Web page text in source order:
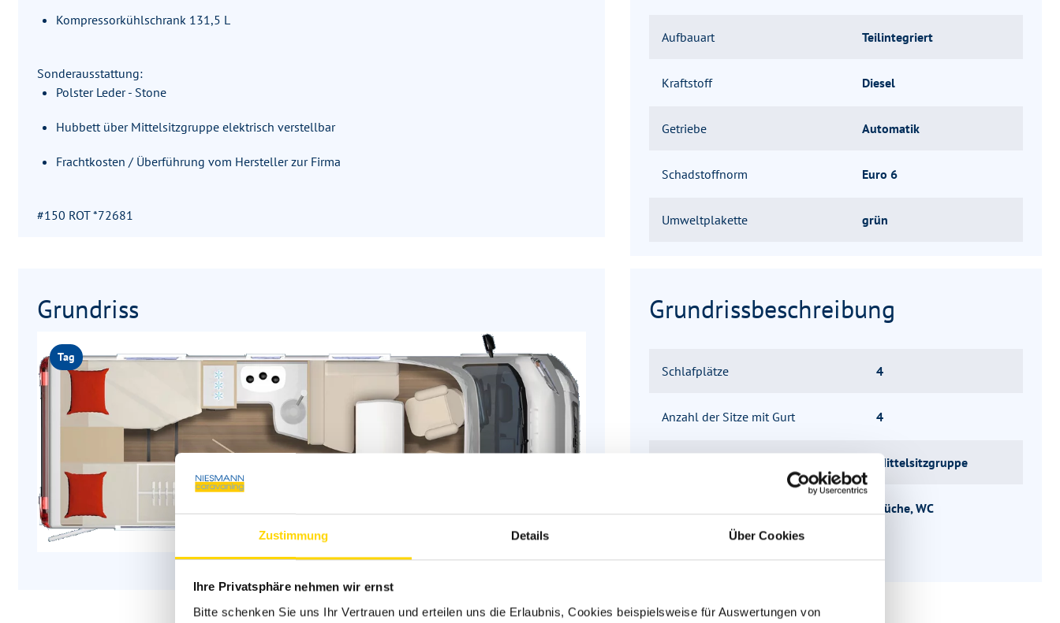
Zustimmung Details Über Cookies
Ihre Privatsphäre nehmen wir ernst
Bitte schenken Sie uns Ihr Vertrauen und erteilen uns die Erlaubnis, Cookies beispielsweise für Auswertungen von
Kompressorkühlschrank 131,5 L
Sonderausstattung:
Polster Leder - Stone
Hubbett über Mittelsitzgruppe elektrisch verstellbar
Frachtkosten / Überführung vom Hersteller zur Firma
#150 ROT *72681
Aufbauart Teilintegriert
Kraftstoff Diesel
Getriebe Automatik
Schadstoffnorm Euro 6
Umweltplakette grün
Grundriss
Tag
Grundrissbeschreibung
Schlafplätze 4
Anzahl der Sitze mit Gurt 4
Mittelsitzgruppe
Küche, WC